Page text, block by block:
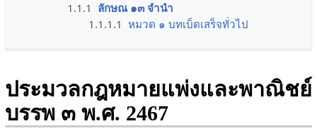
1.1.1 ลักษณ ๑๓ จำนำ
1.1.1.1 หมวด ๑ บทเบ็ดเสร็จทั่วไป
ประมวลกฎหมายแพ่งและพาณิชย์
บรรพ ๓ พ.ศ. 2467